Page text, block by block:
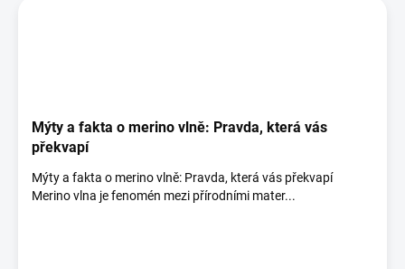
Mýty a fakta o merino vlně: Pravda, která vás
překvapí
Mýty a fakta o merino vlně: Pravda, která vás překvapí
Merino vlna je fenomén mezi přírodními mater...